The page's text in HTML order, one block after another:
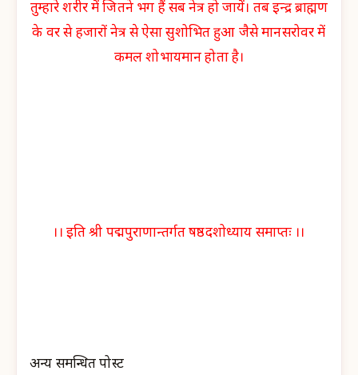
तुम्हारे शरीर में जितने भग हैं सब नेत्र हो जायें। तब इन्द्र ब्राह्मण
के वर से हजारों नेत्र से ऐसा सुशोभित हुआ जैसे मानसरोवर में
कमल शोभायमान होता है।
।। इति श्री पद्मपुराणान्तर्गत षष्ठदशोध्याय समाप्तः ।।
अन्य समन्धित पोस्ट